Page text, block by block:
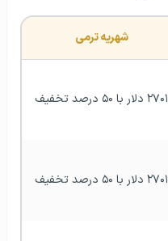
شهریه ترمی
۲۷۰۱ دلار با ۵۰ درصد تخفیف
۲۷۰۱ دلار با ۵۰ درصد تخفیف